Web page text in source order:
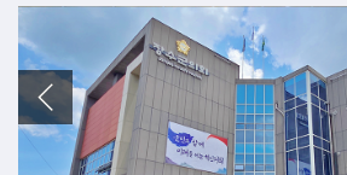
원
소
개
의